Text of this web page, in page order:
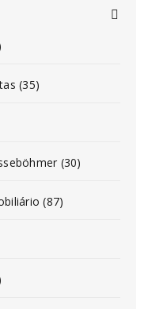
(35)
(30)
(87)